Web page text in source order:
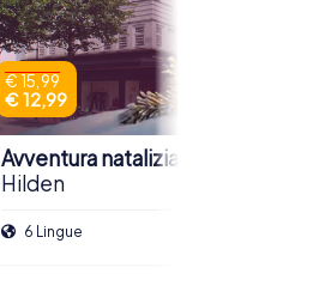
€ 15,99
€ 12,99
Avventura natalizia
Hilden
6 Lingue